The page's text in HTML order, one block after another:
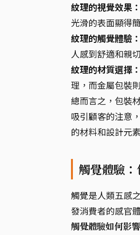
紋理的視覺效果：
光滑的表面顯得
紋理的觸覺體驗：
人感到舒適和親
紋理的材質選擇：
理，而金屬包裝
總而言之，包裝
吸引顧客的注意
的材料和設計元
觸覺體驗
觸覺是人類五感
發消費者的感官
觸覺體驗如何影